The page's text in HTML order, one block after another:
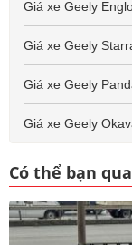
Giá xe Geely
Giá xe Geely
Giá xe Geely
Giá xe Geely
Có thể bạn